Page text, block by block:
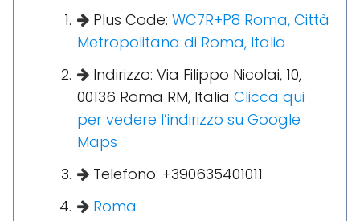
Plus Code: WC7R+P8 Roma, Città
Metropolitana di Roma, Italia
Indirizzo: Via Filippo Nicolai, 10,
00136 Roma RM, Italia Clicca qui
per vedere l’indirizzo su Google
Maps
Telefono: +390635401011
Roma